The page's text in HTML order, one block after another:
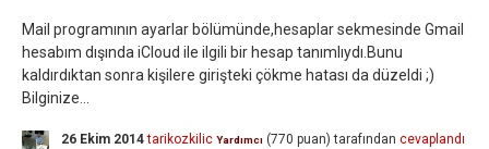
Mail programının ayarlar bölümünde,hesaplar sekmesinde Gmail
hesabım dışında iCloud ile ilgili bir hesap tanımlıydı.Bunu
kaldırdıktan sonra kişilere girişteki çökme hatası da düzeldi ;)
Bilginize...
26 Ekim 2014 tarikozkilic Yardımcı (770 puan) tarafından cevaplandı